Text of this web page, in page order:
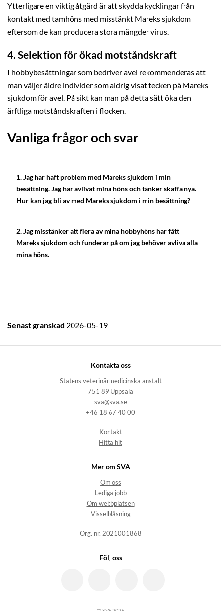
Ytterligare en viktig åtgärd är att skydda kycklingar från
kontakt med tamhöns med misstänkt Mareks sjukdom
eftersom de kan producera stora mängder virus.
4. Selektion för ökad motståndskraft
I hobbybesättningar som bedriver avel rekommenderas att
man väljer äldre individer som aldrig visat tecken på Mareks
sjukdom för avel. På sikt kan man på detta sätt öka den
ärftliga motståndskraften i flocken.
Vanliga frågor och svar
1. Jag har haft problem med Mareks sjukdom i min
besättning. Jag har avlivat mina höns och tänker skaffa nya.
Hur kan jag bli av med Mareks sjukdom i min besättning?
2. Jag misstänker att flera av mina hobbyhöns har fått
Mareks sjukdom och funderar på om jag behöver avliva alla
mina höns.
Senast granskad 2026-05-19
Kontakta oss
Statens veterinärmedicinska anstalt
751 89 Uppsala
sva@sva.se
+46 18 67 40 00
Kontakt
Hitta hit
Mer om SVA
Om oss
Lediga jobb
Om webbplatsen
Visselblåsning
Org. nr. 2021001868
Följ oss